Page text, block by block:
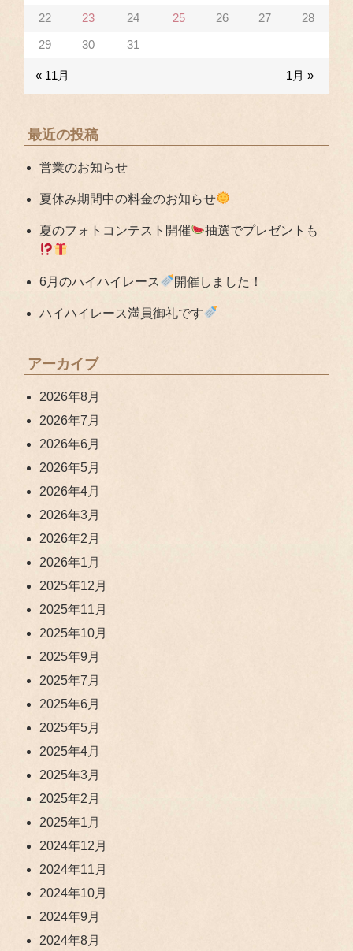
« 11月 1月 »
22 23 24 25 26 27 28
29 30 31
最近の投稿
営業のお知らせ
夏休み期間中の料金のお知らせ
夏のフォトコンテスト開催 抽選でプレゼントも
6月のハイハイレース 開催しました！
ハイハイレース満員御礼です
アーカイブ
2026年8月
2026年7月
2026年6月
2026年5月
2026年4月
2026年3月
2026年2月
2026年1月
2025年12月
2025年11月
2025年10月
2025年9月
2025年7月
2025年6月
2025年5月
2025年4月
2025年3月
2025年2月
2025年1月
2024年12月
2024年11月
2024年10月
2024年9月
2024年8月